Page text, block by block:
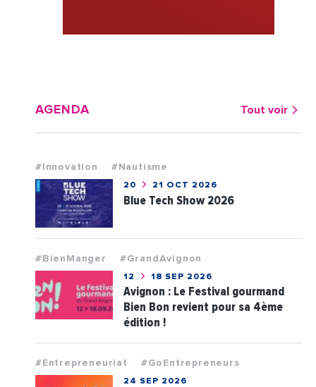
AGENDA Tout voir
#Innovation #Nautisme
20 21 OCT 2026
Blue Tech Show 2026
#BienManger #GrandAvignon
12 18 SEP 2026
Avignon : Le Festival gourmand
Bien Bon revient pour sa 4ème
édition !
#Entrepreneuriat #GoEntrepreneurs
24 SEP 2026